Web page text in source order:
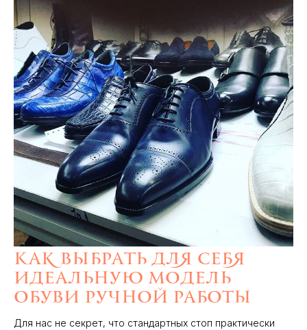
Как выбрать для себя
идеальную модель
обуви ручной работы
Для нас не секрет, что стандартных стоп практически